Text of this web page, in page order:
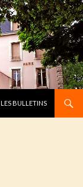
LES BULLETINS